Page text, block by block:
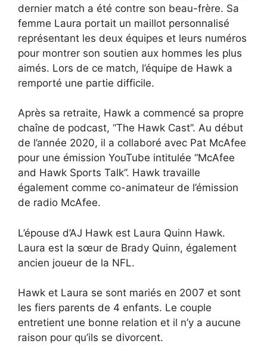
dernier match a été contre son beau-frère. Sa
femme Laura portait un maillot personnalisé
représentant les deux équipes et leurs numéros
pour montrer son soutien aux hommes les plus
aimés. Lors de ce match, l’équipe de Hawk a
remporté une partie difficile.
Après sa retraite, Hawk a commencé sa propre
chaîne de podcast, “The Hawk Cast”. Au début
de l’année 2020, il a collaboré avec Pat McAfee
pour une émission YouTube intitulée “McAfee
and Hawk Sports Talk”. Hawk travaille
également comme co-animateur de l’émission
de radio McAfee.
L’épouse d’AJ Hawk est Laura Quinn Hawk.
Laura est la sœur de Brady Quinn, également
ancien joueur de la NFL.
Hawk et Laura se sont mariés en 2007 et sont
les fiers parents de 4 enfants. Le couple
entretient une bonne relation et il n’y a aucune
raison pour qu’ils se divorcent.